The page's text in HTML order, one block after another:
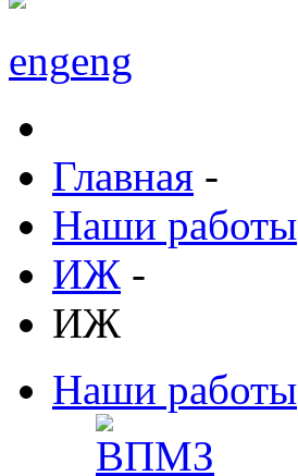
engeng
Главная -
Наши работы
ИЖ -
ИЖ
Наши работы